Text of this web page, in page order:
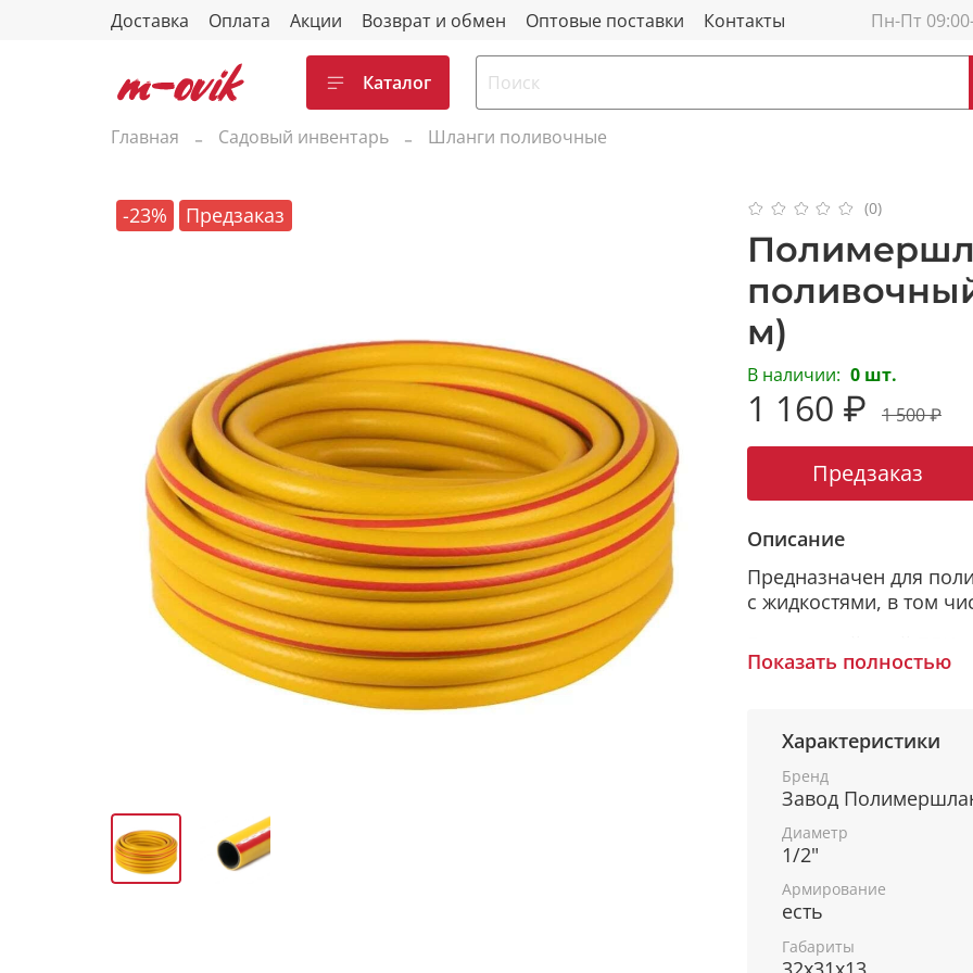
Доставка Оплата Акции Возврат и обмен Оптовые поставки Контакты Пн-Пт
Каталог
Главная Садовый инвентарь Шланги поливочные
-23% Предзаказ (0)
м)
В наличии: 0 шт.
1 160 ₽ 1 500 ₽
Предзаказ
Описание
Предназначен для
с жидкостями, в том
проникновения
Наружный ПВХ слой
продольную цветную
добавки от
ультрафиолетовое
Между внутренним и
высокопрочный
Материал изделия –
Температурный режим
Показать полностью
Характеристики
Бренд
Завод
Диаметр
1/2"
Армирование
есть
Габариты